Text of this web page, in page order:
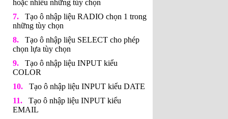
hoặc nhiều những tùy chọn
Tạo ô nhập liệu RADIO chọn 1 trong
những tùy chọn
Tạo ô nhập liệu SELECT cho phép
chọn lựa tùy chọn
Tạo ô nhập liệu INPUT kiểu
COLOR
Tạo ô nhập liệu INPUT kiểu DATE
Tạo ô nhập liệu INPUT kiểu
EMAIL